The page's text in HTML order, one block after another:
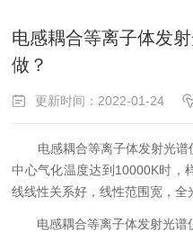
电感耦合等离子体发
做？
更新时间：2022-01-24
电感耦合等离子体发射光谱
中心气化温度达到10000K时，
线线性关系好，线性范围宽，全
电感耦合等离子体发射光谱